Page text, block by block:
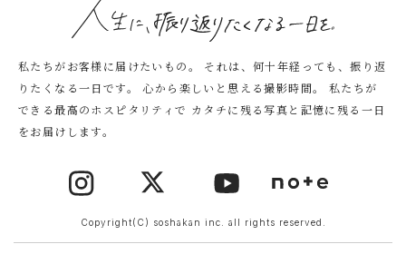
私たちがお客様に届けたいもの。
それは、何十年経っても、振り返
りたくなる一日です。
心から楽しいと思える撮影時間。
私たちが
できる最高のホスピタリティで カタチに残る写真と記憶に残る一日
をお届けします。
Copyright(C) soshakan inc. all rights reserved.